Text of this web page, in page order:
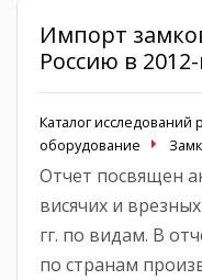
Импорт
Россию в
Каталог исследований
оборудование
Отчет посвящен
висячих и
гг. по видам. В
по странам